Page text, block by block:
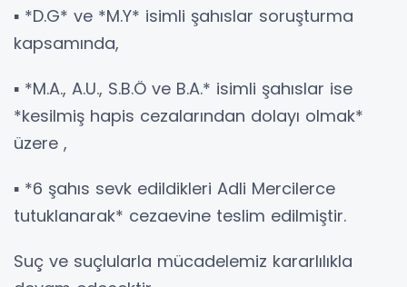
▪️ *D.G* ve *M.Y* isimli şahıslar soruşturma
kapsamında,
▪️ *M.A., A.U., S.B.Ö ve B.A.* isimli şahıslar ise
*kesilmiş hapis cezalarından dolayı olmak*
üzere ,
▪️ *6 şahıs sevk edildikleri Adli Mercilerce
tutuklanarak* cezaevine teslim edilmiştir.
Suç ve suçlularla mücadelemiz kararlılıkla